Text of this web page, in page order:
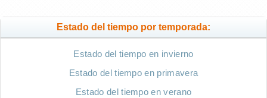
Estado del tiempo por temporada:
Estado del tiempo en invierno
Estado del tiempo en primavera
Estado del tiempo en verano